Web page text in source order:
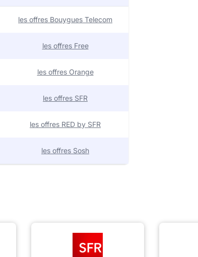
les offres Bouygues Telecom
les offres Free
les offres Orange
les offres SFR
les offres RED by SFR
les offres Sosh